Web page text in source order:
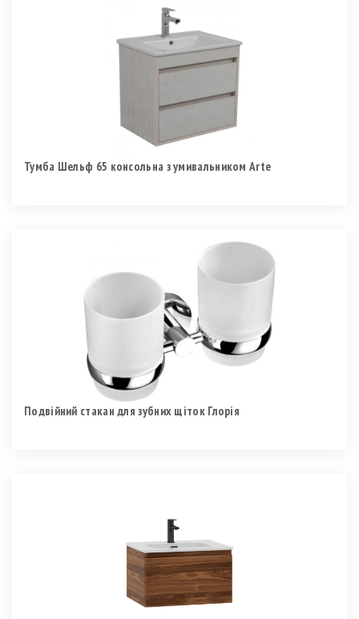
Тумба Шельф 65 консольна з умивальником Arte
Подвійний стакан для зубних щіток Глорія